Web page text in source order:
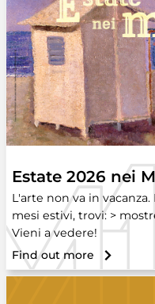
Estate 2026 nei
L'arte non va in
mesi estivi, trovi: >
Vieni a vedere!
Find out more